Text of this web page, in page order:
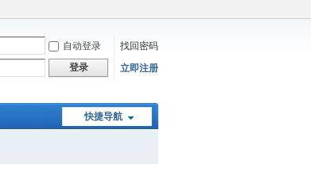
自动登录
找回密码
登录 立即注册
快捷导航